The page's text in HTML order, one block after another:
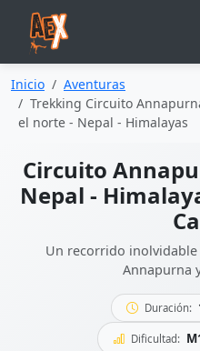
Inicio
Aventuras
Trekking Circuito
el norte - Nepal - Himalayas
Circuito
Nepal -
Un recorrido
Annapurna
Duración:
Dificultad: